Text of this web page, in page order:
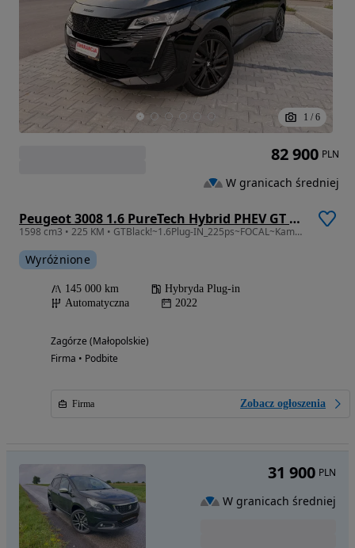
1 / 6
Peugeot 3008 1.6 PureTech Hybrid PHEV GT S&S EAT8
1598 cm3 • 225 KM • GTBlack!~1.6Plug-IN_225ps~FOCAL~Kamery360~PełneASO2026~JakNowy~TOP
Wyróżnione
145 000 km
Hybryda Plug-in
Automatyczna
2022
Zagórze (Małopolskie)
Firma • Podbite
Firma Zobacz ogłoszenia
82 900 PLN
W granicach średniej
31 900 PLN
W granicach średniej